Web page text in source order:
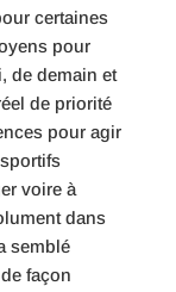
certaines
pour
de demain et
de priorité
pour agir
voire à
dans
semblé
façon